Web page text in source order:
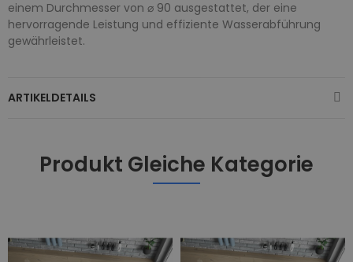
einem Durchmesser von ⌀ 90 ausgestattet, der eine
hervorragende Leistung und effiziente Wasserabführung
gewährleistet.
ARTIKELDETAILS
Produkt Gleiche Kategorie